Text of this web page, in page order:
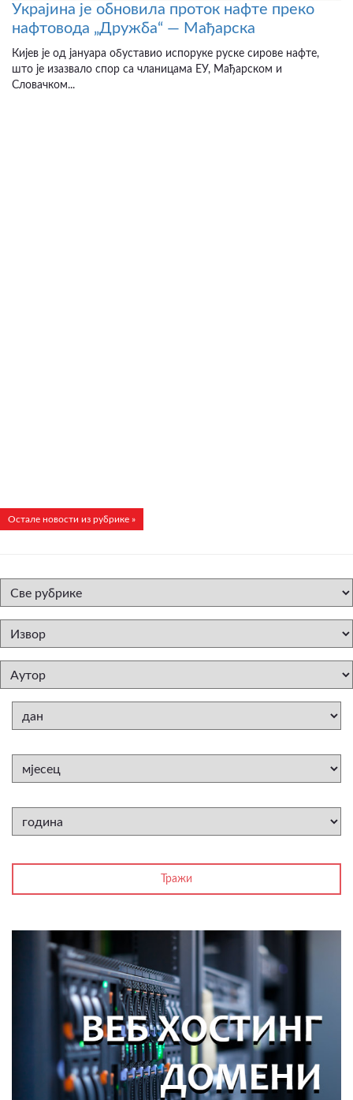
Украјина је обновила проток нафте преко
нафтовода „Дружба“ — Мађарска
Кијев је од јануара обуставио испоруке руске сирове нафте,
што је изазвало спор са чланицама ЕУ, Мађарском и
Словачком...
Остале новости из рубрике »